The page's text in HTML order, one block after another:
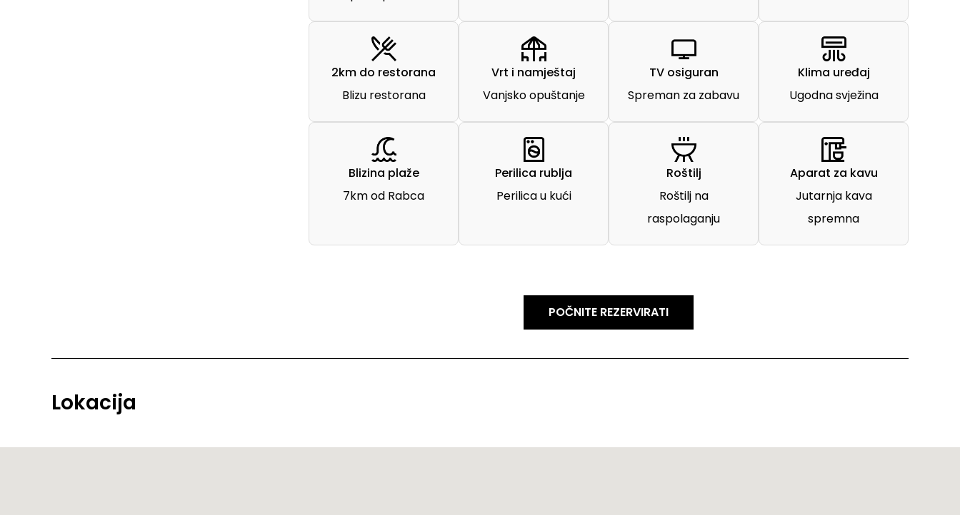
2km do restorana
Blizu restorana
Vrt i namještaj
Vanjsko opuštanje
TV osiguran
Spreman za zabavu
Klima uređaj
Ugodna svježina
Blizina plaže
7km od Rabca
Perilica rublja
Perilica u kući
Roštilj
Roštilj na
raspolaganju
Aparat za kavu
Jutarnja kava
spremna
POČNITE REZERVIRATI
Lokacija